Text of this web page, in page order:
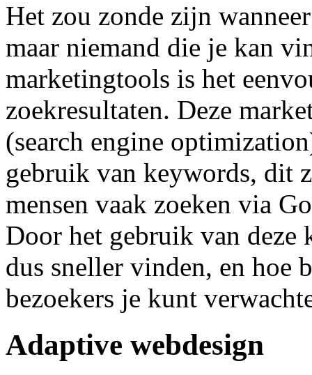
Het zou zonde zijn
maar niemand die je kan
marketingtools is het
zoekresultaten. Deze
(search engine
gebruik van keywords, dit
mensen vaak zoeken via
Door het gebruik van deze
dus sneller vinden, en hoe
bezoekers je kunt
Adaptive webdesign